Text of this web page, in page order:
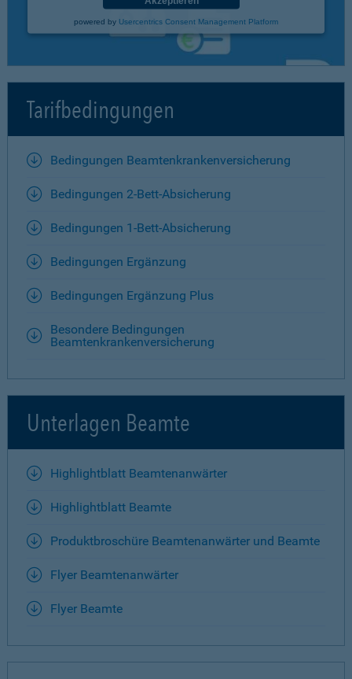
powered by Usercentrics Consent Management Platform
Tarifbedingungen
Bedingungen Beamtenkrankenversicherung
Bedingungen 2-Bett-Absicherung
Bedingungen 1-Bett-Absicherung
Bedingungen Ergänzung
Bedingungen Ergänzung Plus
Besondere Bedingungen
Beamtenkrankenversicherung
Unterlagen Beamte
Highlightblatt Beamtenanwärter
Highlightblatt Beamte
Produktbroschüre Beamtenanwärter und Beamte
Flyer Beamtenanwärter
Flyer Beamte